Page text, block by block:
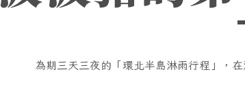
為期三天三夜的「環北半島淋雨行程」，